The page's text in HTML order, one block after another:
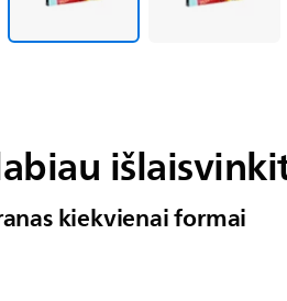
kiekvienai formai